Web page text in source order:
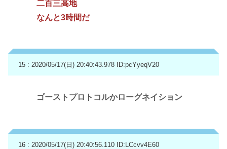
二百三高地
なんと3時間だ
15 : 2020/05/17(日) 20:40:43.978 ID:pcYyeqV20
ゴーストプロトコルかローグネイション
16 : 2020/05/17(日) 20:40:56.110 ID:LCcvv4E60